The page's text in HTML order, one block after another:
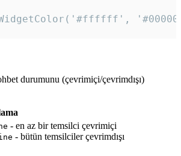
durumunu (çevrimiçi/çevrimdışı)
- en az bir temsilci çevrimiçi
- bütün temsilciler çevrimdışı